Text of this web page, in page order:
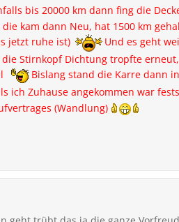
bis 20000 km dann fing die
kam dann Neu, hat 1500 km
jetzt ruhe ist)
Und es geht
Stirnkopf Dichtung tropfte
Bislang stand die Karre dann
ich Zuhause angekommen war
(Wandlung)